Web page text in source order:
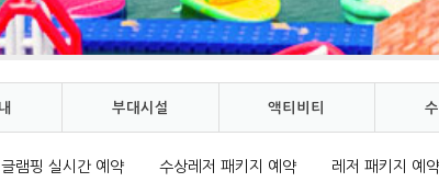
부대시설 액티비티
글램핑 실시간 예약 수상레저 패키지 예약 레저 패키지 예약